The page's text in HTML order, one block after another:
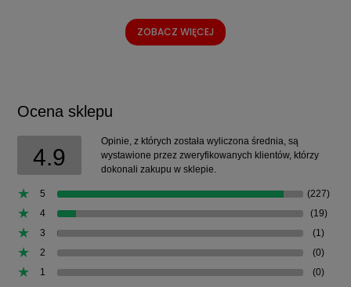
ZOBACZ WIĘCEJ
Ocena sklepu
4.9
Opinie, z których została wyliczona średnia, są
wystawione przez zweryfikowanych klientów, którzy
dokonali zakupu w sklepie.
5
(227)
4
(19)
3
(1)
2
(0)
1
(0)